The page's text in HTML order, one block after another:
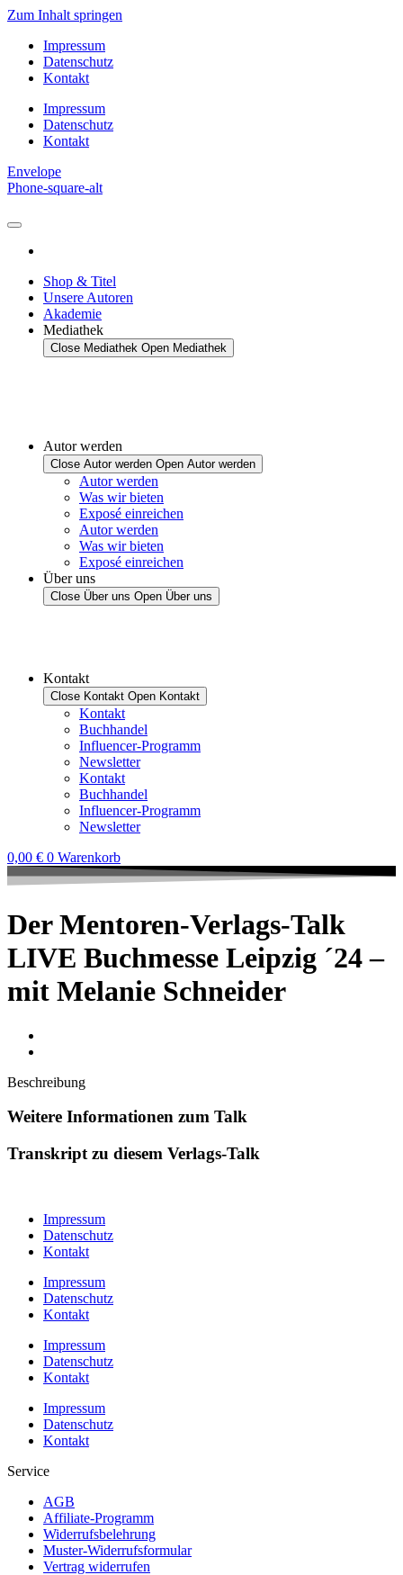
Zum Inhalt springen
Impressum
Datenschutz
Kontakt
Impressum
Datenschutz
Kontakt
Envelope
Phone-square-alt
Shop & Titel
Unsere Autoren
Akademie
Mediathek
Close Mediathek Open Mediathek
Autor werden
Close Autor werden Open Autor werden
Autor werden
Was wir bieten
Exposé einreichen
Autor werden
Was wir bieten
Exposé einreichen
Über uns
Close Über uns Open Über uns
Kontakt
Close Kontakt Open Kontakt
Kontakt
Buchhandel
Influencer-Programm
Newsletter
Kontakt
Buchhandel
Influencer-Programm
Newsletter
0,00 € 0 Warenkorb
Der Mentoren-Verlags-Talk
LIVE Buchmesse Leipzig ´24 –
mit Melanie Schneider
Beschreibung
Weitere Informationen zum Talk
Transkript zu diesem Verlags-Talk
Impressum
Datenschutz
Kontakt
Impressum
Datenschutz
Kontakt
Impressum
Datenschutz
Kontakt
Impressum
Datenschutz
Kontakt
Service
AGB
Affiliate-Programm
Widerrufsbelehrung
Muster-Widerrufsformular
Vertrag widerrufen